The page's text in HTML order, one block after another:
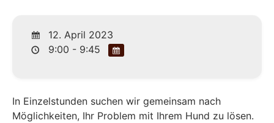
12. April 2023
9:00 - 9:45
In Einzelstunden suchen wir gemeinsam nach
Möglichkeiten, Ihr Problem mit Ihrem Hund zu lösen.